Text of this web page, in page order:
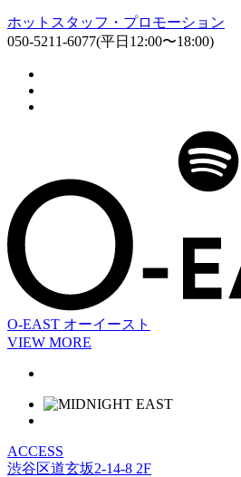
ホットスタッフ・プロモーション
050-5211-6077(平⽇12:00〜18:00)
O-EAST オーイースト
VIEW MORE
ACCESS
渋谷区道玄坂2-14-8 2F